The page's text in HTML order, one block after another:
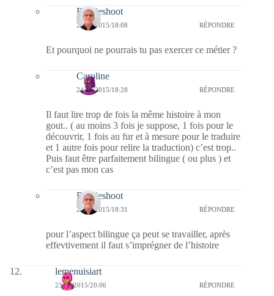
Bernieshoot
24/10/2015/18:08 RÉPONDRE
Et pourquoi ne pourrais tu pas exercer ce métier ?
Caroline
24/10/2015/18:28 RÉPONDRE
Il faut lire trop de fois la même histoire à mon
gout.. ( au moins 3 fois je suppose, 1 fois pour le
découvrir, 1 fois au fur et à mesure pour le traduire
et 1 autre fois pour relire la traduction) c’est trop..
Puis faut être parfaitement bilingue ( ou plus ) et
c’est pas mon cas
Bernieshoot
24/10/2015/18:31 RÉPONDRE
pour l’aspect bilingue ça peut se travailler, après
effevtivement il faut s’imprégner de l’histoire
lemenuisiart
23/10/2015/20:06 RÉPONDRE